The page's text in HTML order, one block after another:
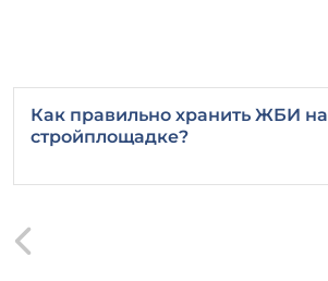
Как правильно хранить ЖБИ на
стройплощадке?